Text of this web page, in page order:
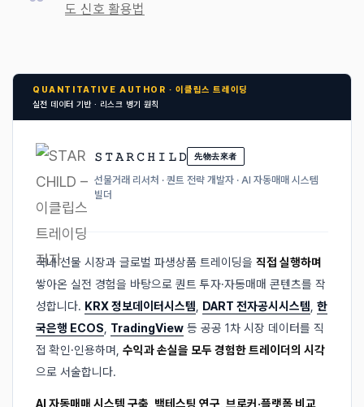
도 신호 활용법
QUANTITATIVE AUTHOR · 이클립스 트레이딩
실전 데이터 기반 · 리스크 병기 원칙
𝚂 𝚃 𝙰 𝚁 𝙲 𝙷 𝙸 𝙻 𝙳 先物去來者
선물거래 리서처 · 퀀트 전략 개발자 · AI 자동매매 시스템
빌더
국내 선물 시장과 글로벌 파생상품 트레이딩을 직접 실행하며
쌓아온 실전 경험을 바탕으로 퀀트 투자·자동매매 콘텐츠를 작
성합니다. KRX 정보데이터시스템, DART 전자공시시스템, 한
국은행 ECOS, TradingView 등 공공 1차 시장 데이터를 직
접 확인·인용하며, 수익과 손실을 모두 경험한 트레이더의 시각
으로 서술합니다.
AI 자동매매 시스템 구축, 백테스팅 연구, 브로커·플랫폼 비교